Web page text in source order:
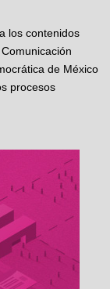
los contenidos
de México
procesos